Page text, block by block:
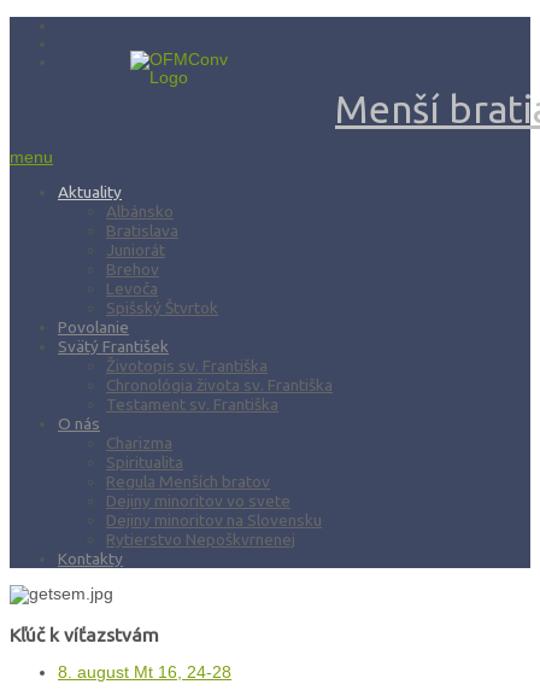
Menší
menu
Aktuality
Albánsko
Bratislava
Juniorát
Brehov
Levoča
Spišský Štvrtok
Povolanie
Svätý František
Životopis sv. Františka
Chronológia života sv. Františka
Testament sv. Františka
O nás
Charizma
Spiritualita
Regula Menších bratov
Dejiny minoritov vo svete
Dejiny minoritov na Slovensku
Rytierstvo Nepoškvrnenej
Kontakty
Kľúč k víťazstvám
8. august Mt 16, 24-28